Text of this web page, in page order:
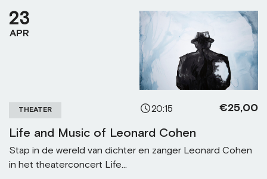
23
APR
THEATER 20:15 €25,00
Life and Music of Leonard Cohen
Stap in de wereld van dichter en zanger Leonard Cohen
in het theaterconcert Life...